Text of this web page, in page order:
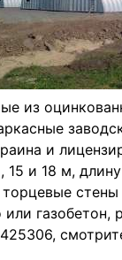
из
и
и 18 м,
газобетон,